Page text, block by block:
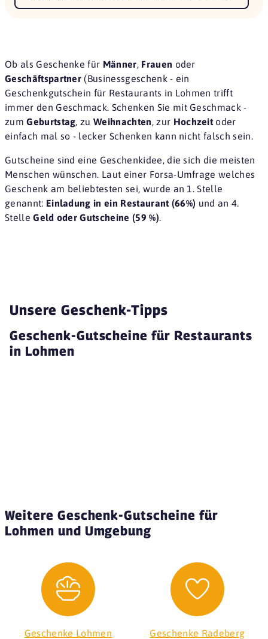
Ob als Geschenke für Männer, Frauen oder
Geschäftspartner (Businessgeschenk - ein
Geschenkgutschein für Restaurants in Lohmen trifft
immer den Geschmack. Schenken Sie mit Geschmack -
zumGeburtstag, zuWeihnachten, zur Hochzeitoder
einfach mal so - lecker Schenken kann nicht falsch sein.
Gutscheine sind eine Geschenkidee, die sich die meisten
Menschen wünschen. Laut einer Forsa-Umfrage welches
Geschenk am beliebtesten sei, wurde an 1. Stelle
genannt: Einladung in ein Restaurant (66%) und an 4.
StelleGeld oder Gutscheine (59 %).
Unsere Geschenk-Tipps
Geschenk-Gutscheine für Restaurants
in Lohmen
Weitere Geschenk-Gutscheine für
Lohmen und Umgebung
Geschenke Lohmen Geschenke Radeberg